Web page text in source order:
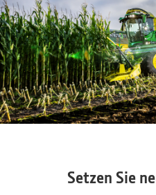
Setzen Sie